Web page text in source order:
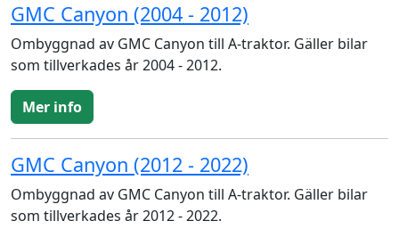
GMC Canyon (2004 - 2012)
Ombyggnad av GMC Canyon till A-traktor. Gäller bilar
som tillverkades år 2004 - 2012.
Mer info
GMC Canyon (2012 - 2022)
Ombyggnad av GMC Canyon till A-traktor. Gäller bilar
som tillverkades år 2012 - 2022.